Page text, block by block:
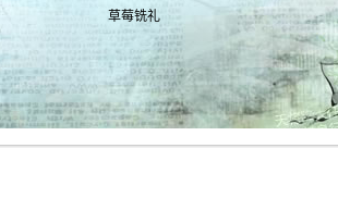
草莓铣礼